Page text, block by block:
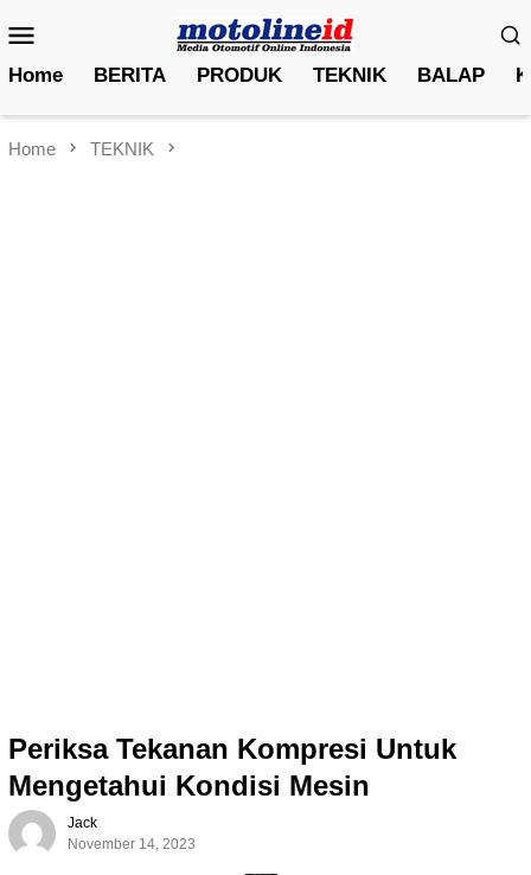
to
contentMenu
Home BERITA PRODUK TEKNIK BALAP
Home TEKNIK
Periksa Tekanan Kompresi Untuk
Mengetahui Kondisi Mesin
Jack
November 14, 2023